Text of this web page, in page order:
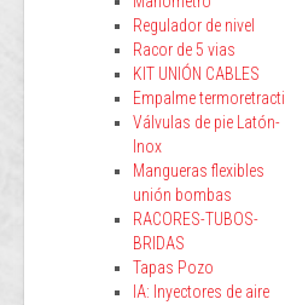
Regulador de nivel
Racor de 5 vias
KIT UNIÓN CABLES
Empalme termoretractil
Válvulas de pie Latón-
Inox
Mangueras flexibles
unión bombas
RACORES-TUBOS-
BRIDAS
Tapas Pozo
IA: Inyectores de aire